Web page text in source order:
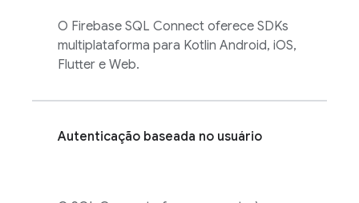
O Firebase SQL Connect oferece SDKs
multiplataforma para Kotlin Android, iOS,
Flutter e Web.
Autenticação baseada no usuário